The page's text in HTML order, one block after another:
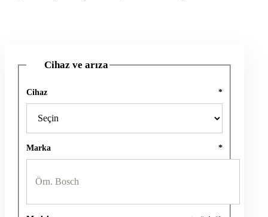
Cihaz ve arıza
Cihaz *
Marka *